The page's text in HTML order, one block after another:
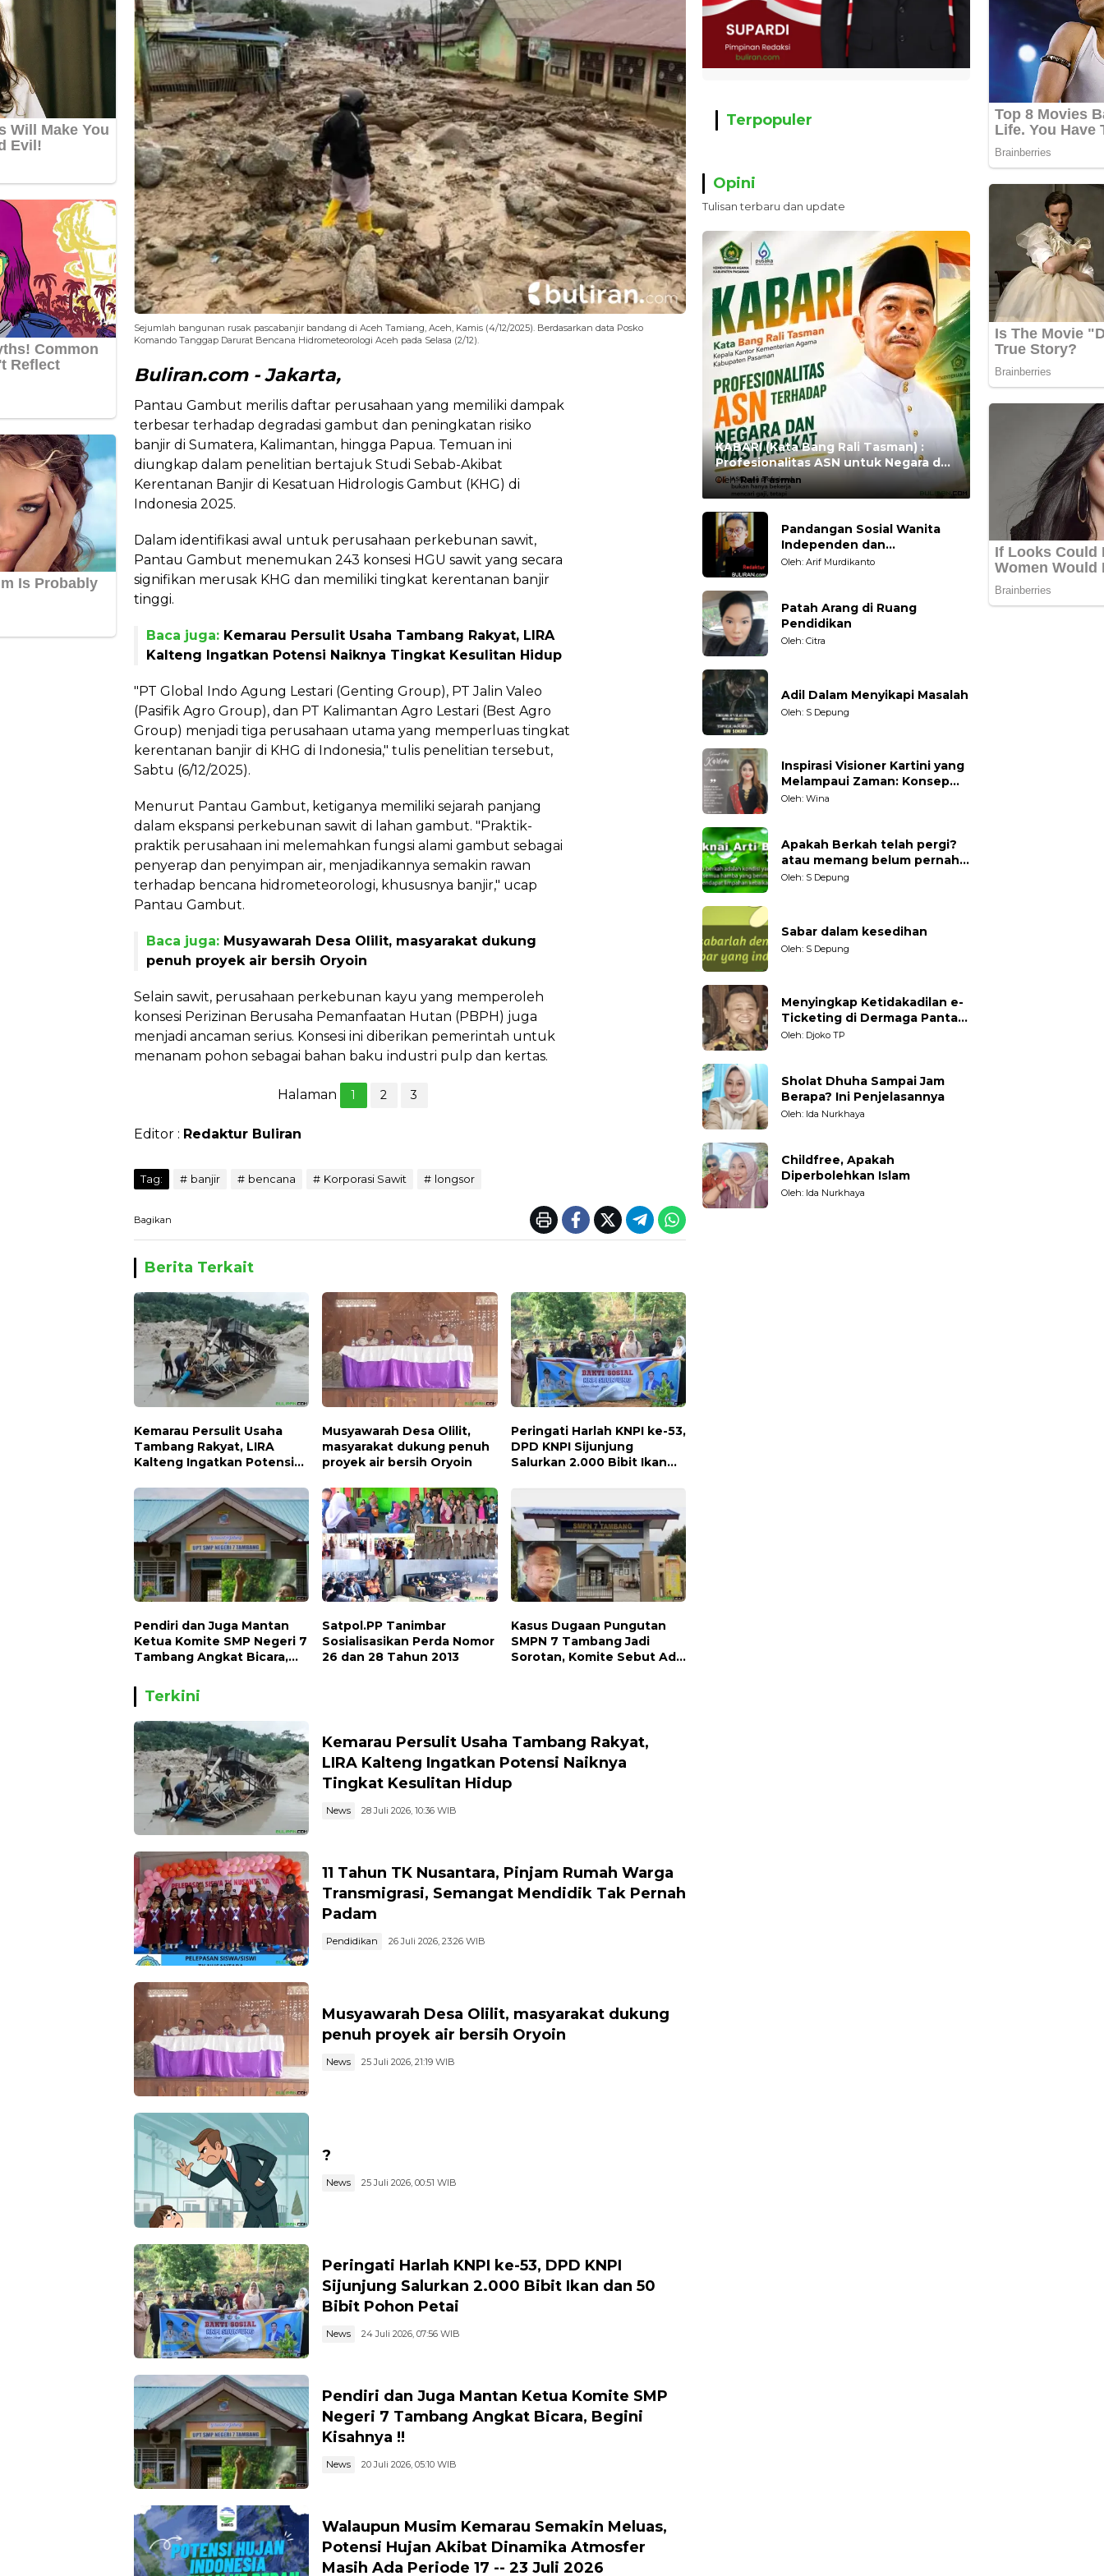
Sejumlah bangunan rusak pascabanjir bandang di Aceh Tamiang, Aceh, Kamis (4/12/2025). Berdasarkan data Posko
Komando Tanggap Darurat Bencana Hidrometeorologi Aceh pada Selasa (2/12).
Buliran.com - Jakarta,
Pantau Gambut merilis daftar perusahaan yang memiliki dampak
terbesar terhadap degradasi gambut dan peningkatan risiko
banjir di Sumatera, Kalimantan, hingga Papua. Temuan ini
diungkap dalam penelitian bertajuk Studi Sebab-Akibat
Kerentanan Banjir di Kesatuan Hidrologis Gambut (KHG) di
Indonesia 2025.
Dalam identifikasi awal untuk perusahaan perkebunan sawit,
Pantau Gambut menemukan 243 konsesi HGU sawit yang secara
signifikan merusak KHG dan memiliki tingkat kerentanan banjir
tinggi.
Baca juga: Kemarau Persulit Usaha Tambang Rakyat, LIRA
Kalteng Ingatkan Potensi Naiknya Tingkat Kesulitan Hidup
"PT Global Indo Agung Lestari (Genting Group), PT Jalin Valeo
(Pasifik Agro Group), dan PT Kalimantan Agro Lestari (Best Agro
Group) menjadi tiga perusahaan utama yang memperluas tingkat
kerentanan banjir di KHG di Indonesia," tulis penelitian tersebut,
Sabtu (6/12/2025).
Menurut Pantau Gambut, ketiganya memiliki sejarah panjang
dalam ekspansi perkebunan sawit di lahan gambut. "Praktik-
praktik perusahaan ini melemahkan fungsi alami gambut sebagai
penyerap dan penyimpan air, menjadikannya semakin rawan
terhadap bencana hidrometeorologi, khususnya banjir," ucap
Pantau Gambut.
Baca juga: Musyawarah Desa Olilit, masyarakat dukung
penuh proyek air bersih Oryoin
Selain sawit, perusahaan perkebunan kayu yang memperoleh
konsesi Perizinan Berusaha Pemanfaatan Hutan (PBPH) juga
menjadi ancaman serius. Konsesi ini diberikan pemerintah untuk
menanam pohon sebagai bahan baku industri pulp dan kertas.
Halaman 1 2 3
Editor : Redaktur Buliran
Tag: banjir bencana Korporasi Sawit longsor
Bagikan
Berita Terkait
Kemarau Persulit Usaha
Tambang Rakyat, LIRA
Kalteng Ingatkan Potensi
Hidup
Musyawarah Desa Olilit,
masyarakat dukung penuh
proyek air bersih Oryoin
Peringati Harlah KNPI ke-53,
DPD KNPI Sijunjung
Salurkan 2.000 Bibit Ikan
Pendiri dan Juga Mantan
Ketua Komite SMP Negeri 7
Tambang Angkat Bicara,
Satpol.PP Tanimbar
Sosialisasikan Perda Nomor
26 dan 28 Tahun 2013
Kasus Dugaan Pungutan
SMPN 7 Tambang Jadi
Sorotan, Komite Sebut Ada
Terkini
Kemarau Persulit Usaha Tambang Rakyat,
LIRA Kalteng Ingatkan Potensi Naiknya
Tingkat Kesulitan Hidup
News 28 Juli 2026, 10:36 WIB
11 Tahun TK Nusantara, Pinjam Rumah Warga
Transmigrasi, Semangat Mendidik Tak Pernah
Padam
Pendidikan 26 Juli 2026, 23:26 WIB
Musyawarah Desa Olilit, masyarakat dukung
penuh proyek air bersih Oryoin
News 25 Juli 2026, 21:19 WIB
?
News 25 Juli 2026, 00:51 WIB
Peringati Harlah KNPI ke-53, DPD KNPI
Sijunjung Salurkan 2.000 Bibit Ikan dan 50
Bibit Pohon Petai
News 24 Juli 2026, 07:56 WIB
Pendiri dan Juga Mantan Ketua Komite SMP
Negeri 7 Tambang Angkat Bicara, Begini
Kisahnya !!
News 20 Juli 2026, 05:10 WIB
Walaupun Musim Kemarau Semakin Meluas,
Potensi Hujan Akibat Dinamika Atmosfer
Masih Ada Periode 17 -- 23 Juli 2026
Terpopuler
Opini
Tulisan terbaru dan update
KABARI (Kata Bang Rali Tasman) :
Profesionalitas ASN untuk Negara dan
Masyarakat
Oleh:Rali Tasman
Pandangan Sosial Wanita
Independen dan
Karakteristiknya
Oleh: Arif Murdikanto
Patah Arang di Ruang
Pendidikan
Oleh: Citra
Adil Dalam Menyikapi Masalah
Oleh: S Depung
Inspirasi Visioner Kartini yang
Melampaui Zaman: Konsep
Kecakapan Hidup bagi
Oleh: Wina
Apakah Berkah telah pergi?
atau memang belum pernah
datang?
Oleh: S Depung
Sabar dalam kesedihan
Oleh: S Depung
Menyingkap Ketidakadilan e-
Ticketing di Dermaga Pantai
Kartini Jepara, terhadap
Oleh: Djoko TP
Sholat Dhuha Sampai Jam
Berapa? Ini Penjelasannya
Oleh: Ida Nurkhaya
Childfree, Apakah
Diperbolehkan Islam
Oleh: Ida Nurkhaya